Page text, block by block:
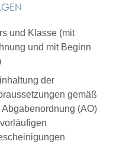
und Klasse (mit
und mit Beginn
der
gemäß
(AO)